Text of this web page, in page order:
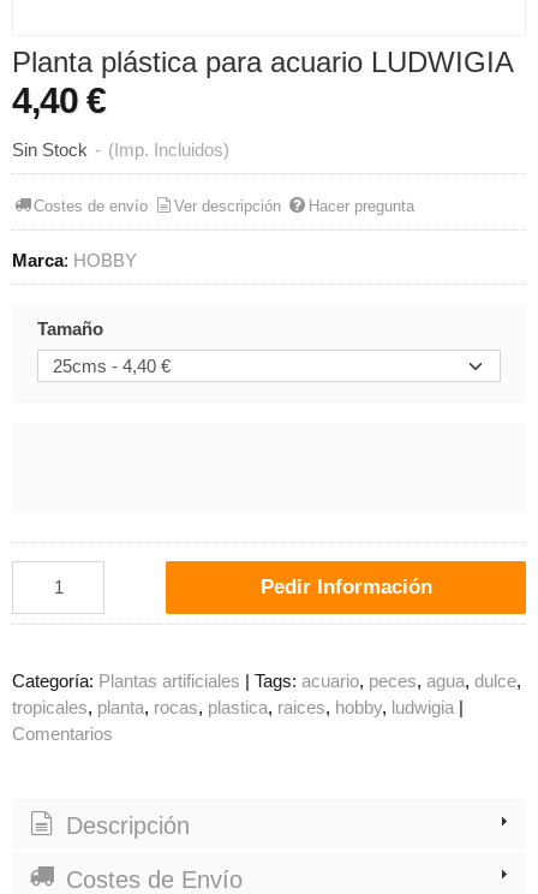
Planta plástica para acuario LUDWIGIA
4,40 €
Sin Stock - (Imp. Incluidos)
Costes de envío Ver descripción Hacer pregunta
Marca: HOBBY
Tamaño
Pedir Información
Categoría: Plantas artificiales | Tags: acuario peces agua dulce
tropicales planta rocas plastica raices hobby ludwigia |
Comentarios
Descripción
Costes de Envío